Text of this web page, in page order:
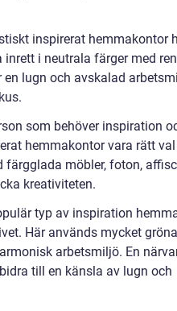
inspirerat hemmakontor
i neutrala färger med
lugn och avskalad
som behöver inspiration
hemmakontor vara rätt
möbler, foton,
kreativiteten.
typ av inspiration
Här används mycket
arbetsmiljö. En
till en känsla av lugn och